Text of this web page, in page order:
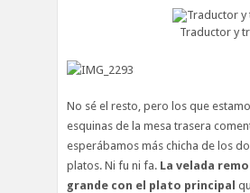
Traductor y
No sé el resto, pero los que
esquinas de la mesa trasera
esperábamos más chicha de los
platos. Ni fu ni fa. La velada
grande con el plato principal